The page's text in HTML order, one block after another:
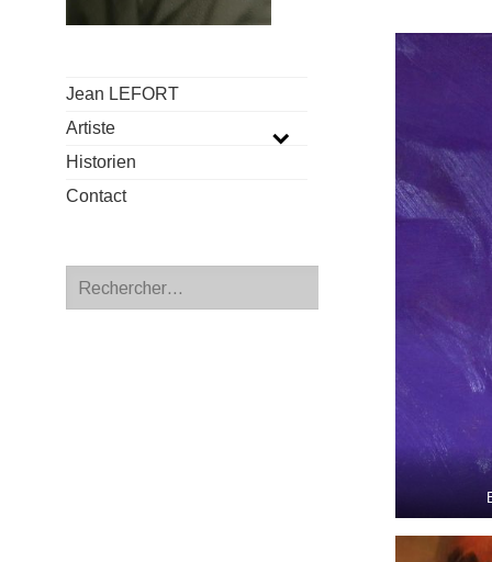
Jean LEFORT
Artiste
ENFANT
Historien
Contact
Rechercher :